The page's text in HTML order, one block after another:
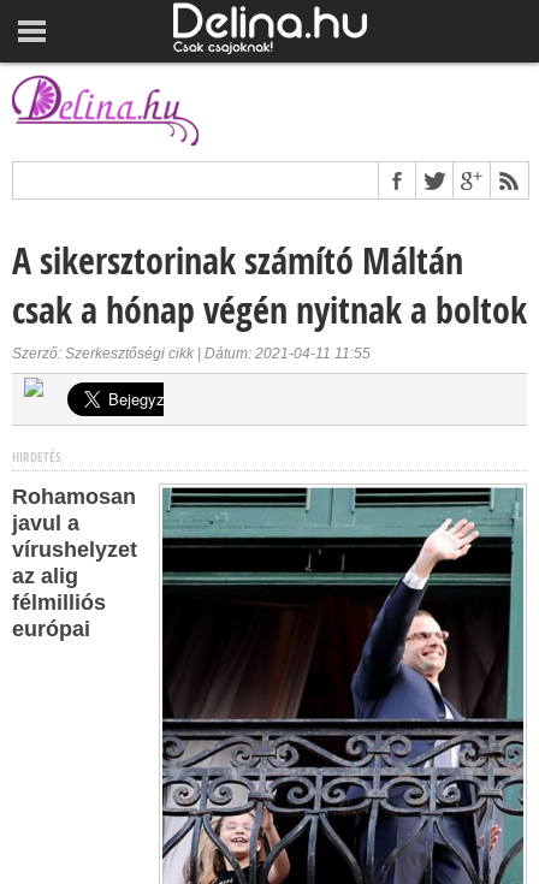
A sikersztorinak számító Máltán
csak a hónap végén nyitnak a boltok
Szerző: Szerkesztőségi cikk | Dátum: 2021-04-11 11:55
HIRDETÉS
Rohamosan
javul a
vírushelyzet
az alig
félmilliós
európai